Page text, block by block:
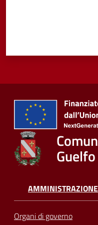
AMMINISTRAZIONE
Organi di governo